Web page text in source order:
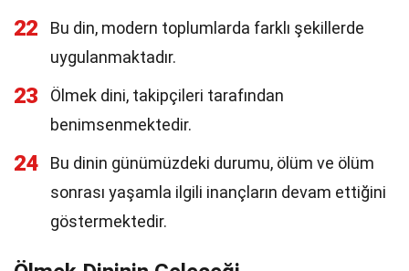
22
Bu din, modern toplumlarda farklı şekillerde
uygulanmaktadır.
23
Ölmek dini, takipçileri tarafından
benimsenmektedir.
24
Bu dinin günümüzdeki durumu, ölüm ve ölüm
sonrası yaşamla ilgili inançların devam ettiğini
göstermektedir.